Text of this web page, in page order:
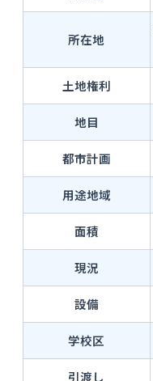
所在地
土地権利
地目
都市計画
用途地域
面積
現況
設備
学校区
引渡し